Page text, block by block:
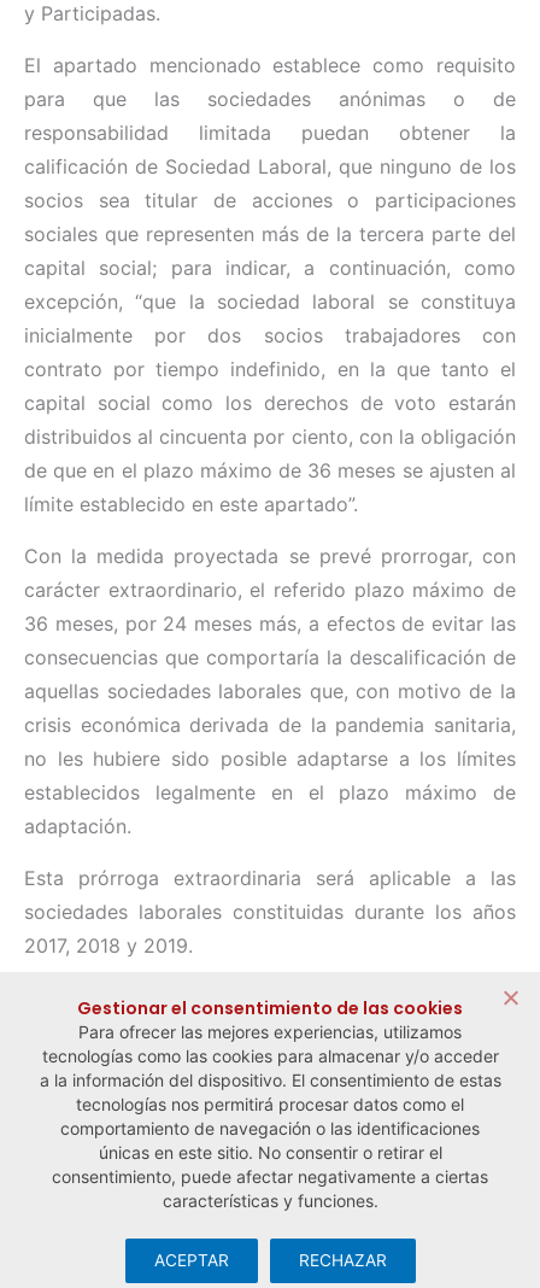
y Participadas.
El apartado mencionado establece como requisito
para que las sociedades anónimas o de
responsabilidad limitada puedan obtener la
calificación de Sociedad Laboral, que ninguno de los
socios sea titular de acciones o participaciones
sociales que representen más de la tercera parte del
capital social; para indicar, a continuación, como
excepción, “que la sociedad laboral se constituya
inicialmente por dos socios trabajadores con
contrato por tiempo indefinido, en la que tanto el
capital social como los derechos de voto estarán
distribuidos al cincuenta por ciento, con la obligación
de que en el plazo máximo de 36 meses se ajusten al
límite establecido en este apartado”.
Con la medida proyectada se prevé prorrogar, con
carácter extraordinario, el referido plazo máximo de
36 meses, por 24 meses más, a efectos de evitar las
consecuencias que comportaría la descalificación de
aquellas sociedades laborales que, con motivo de la
crisis económica derivada de la pandemia sanitaria,
no les hubiere sido posible adaptarse a los límites
establecidos legalmente en el plazo máximo de
adaptación.
Esta prórroga extraordinaria será aplicable a las
sociedades laborales constituidas durante los años
2017, 2018 y 2019.
← Noticia anterior Noticia siguiente →
© Observatorio Español de la Economía Social y del Trabajo
Gestionar el consentimiento de las cookies
Para ofrecer las mejores experiencias, utilizamos
tecnologías como las cookies para almacenar y/o acceder
a la información del dispositivo. El consentimiento de estas
tecnologías nos permitirá procesar datos como el
comportamiento de navegación o las identificaciones
únicas en este sitio. No consentir o retirar el
consentimiento, puede afectar negativamente a ciertas
características y funciones.
ACEPTAR RECHAZAR